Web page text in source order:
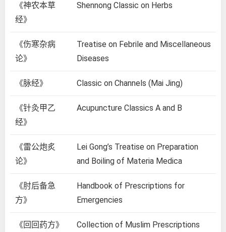
《神农本草
经》
Shennong Classic on Herbs
《伤寒杂病
论》
Treatise on Febrile and Miscellaneous
Diseases
《脉经》 Classic on Channels (Mai Jing)
《针灸甲乙
经》
Acupuncture Classics A and B
《雷公炮炙
论》
Lei Gong’s Treatise on Preparation
and Boiling of Materia Medica
《肘后备急
方》
Handbook of Prescriptions for
Emergencies
《回回药方》 Collection of Muslim Prescriptions